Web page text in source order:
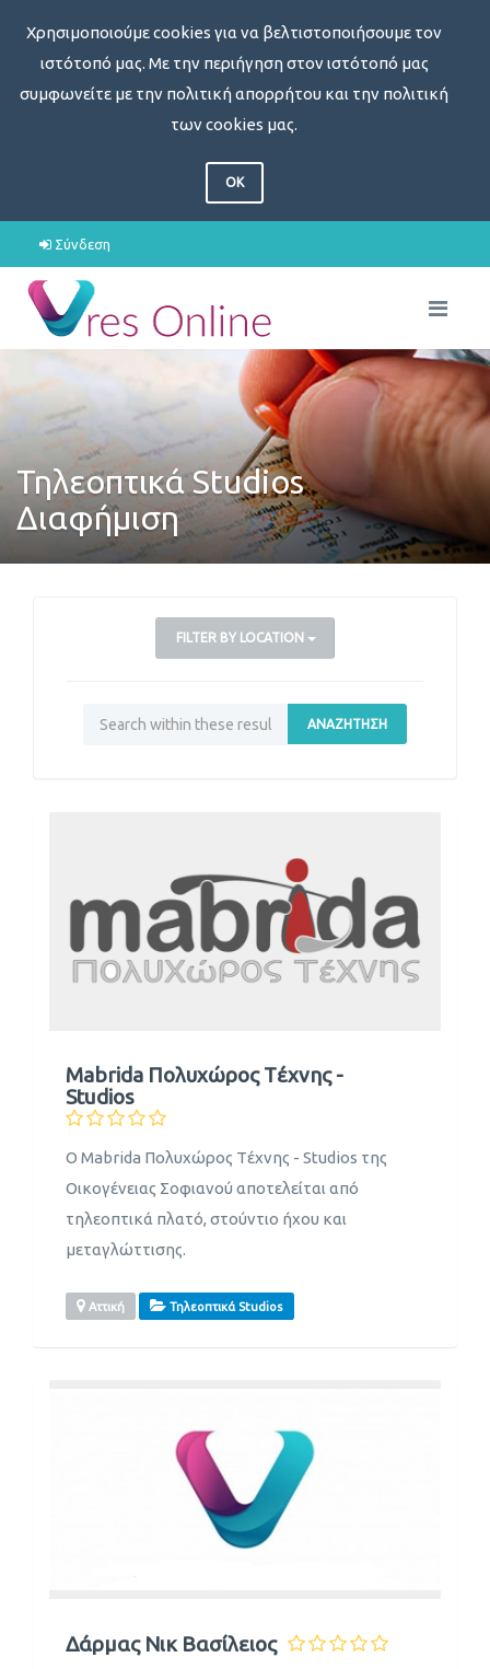
Χρησιμοποιούμε cookies για να βελτιστοποιήσουμε τον
ιστότοπό μας. Με την περιήγηση στον ιστότοπό μας
συμφωνείτε με την πολιτική απορρήτου και την πολιτική
των cookies μας.
OK
Σύνδεση
Τηλεοπτικά Studios
Διαφήμιση
FILTER BY LOCATION
ΑΝΑΖΉΤΗΣΗ
Mabrida Πολυχώρος Tέχνης -
Studios
Ο Mabrida Πολυχώρος Tέχνης - Studios της
Οικογένειας Σοφιανού αποτελείται από
τηλεοπτικά πλατό, στούντιο ήχου και
μεταγλώττισης.
Αττική Τηλεοπτικά Studios
Δάρμας Νικ Βασίλειος